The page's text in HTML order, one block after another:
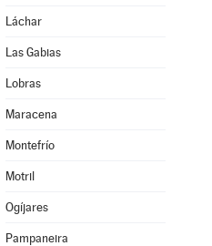
Láchar
Las Gabias
Lobras
Maracena
Montefrío
Motril
Ogíjares
Pampaneira